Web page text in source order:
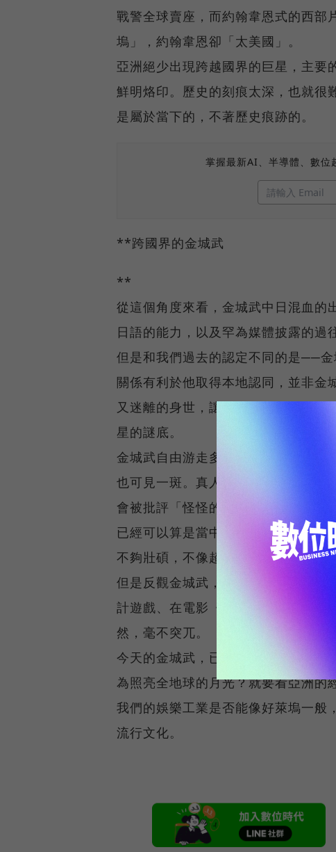
戰警全球賣座，而約翰韋恩式的西
塢」，約翰韋恩卻「太美國」。
亞洲絕少出現跨越國界的巨星，主要
鮮明烙印。歷史的刻痕太深，也就很
是屬於當下的，不著歷史痕跡的。
掌握最新AI、半導體、數位
**跨國界的金城武
**
從這個角度來看，金城武中日混血的
日語的能力，以及罕為媒體披露的過
但是和我們過去的認定不同的是──
關係有利於他取得本地認同，並非金
又迷離的身世，讓他得以「遁逃」
星的謎底。
金城武自由游走多樣認同之間的能耐
也可見一斑。真人演卡通或漫畫人物
會被批評「怪怪的」、或是「不像」
已經可以算是當中的成功案例了，但
不夠壯碩，不像超人。
但是反觀金城武，在近幾年的演藝生
計遊戲、在電影《太空遊俠》中他演
然，毫不突兀。
今天的金城武，已是傳送範圍遍及亞
為照亮全地球的月光？就要看亞洲的
我們的娛樂工業是否能像好萊塢一般
流行文化。